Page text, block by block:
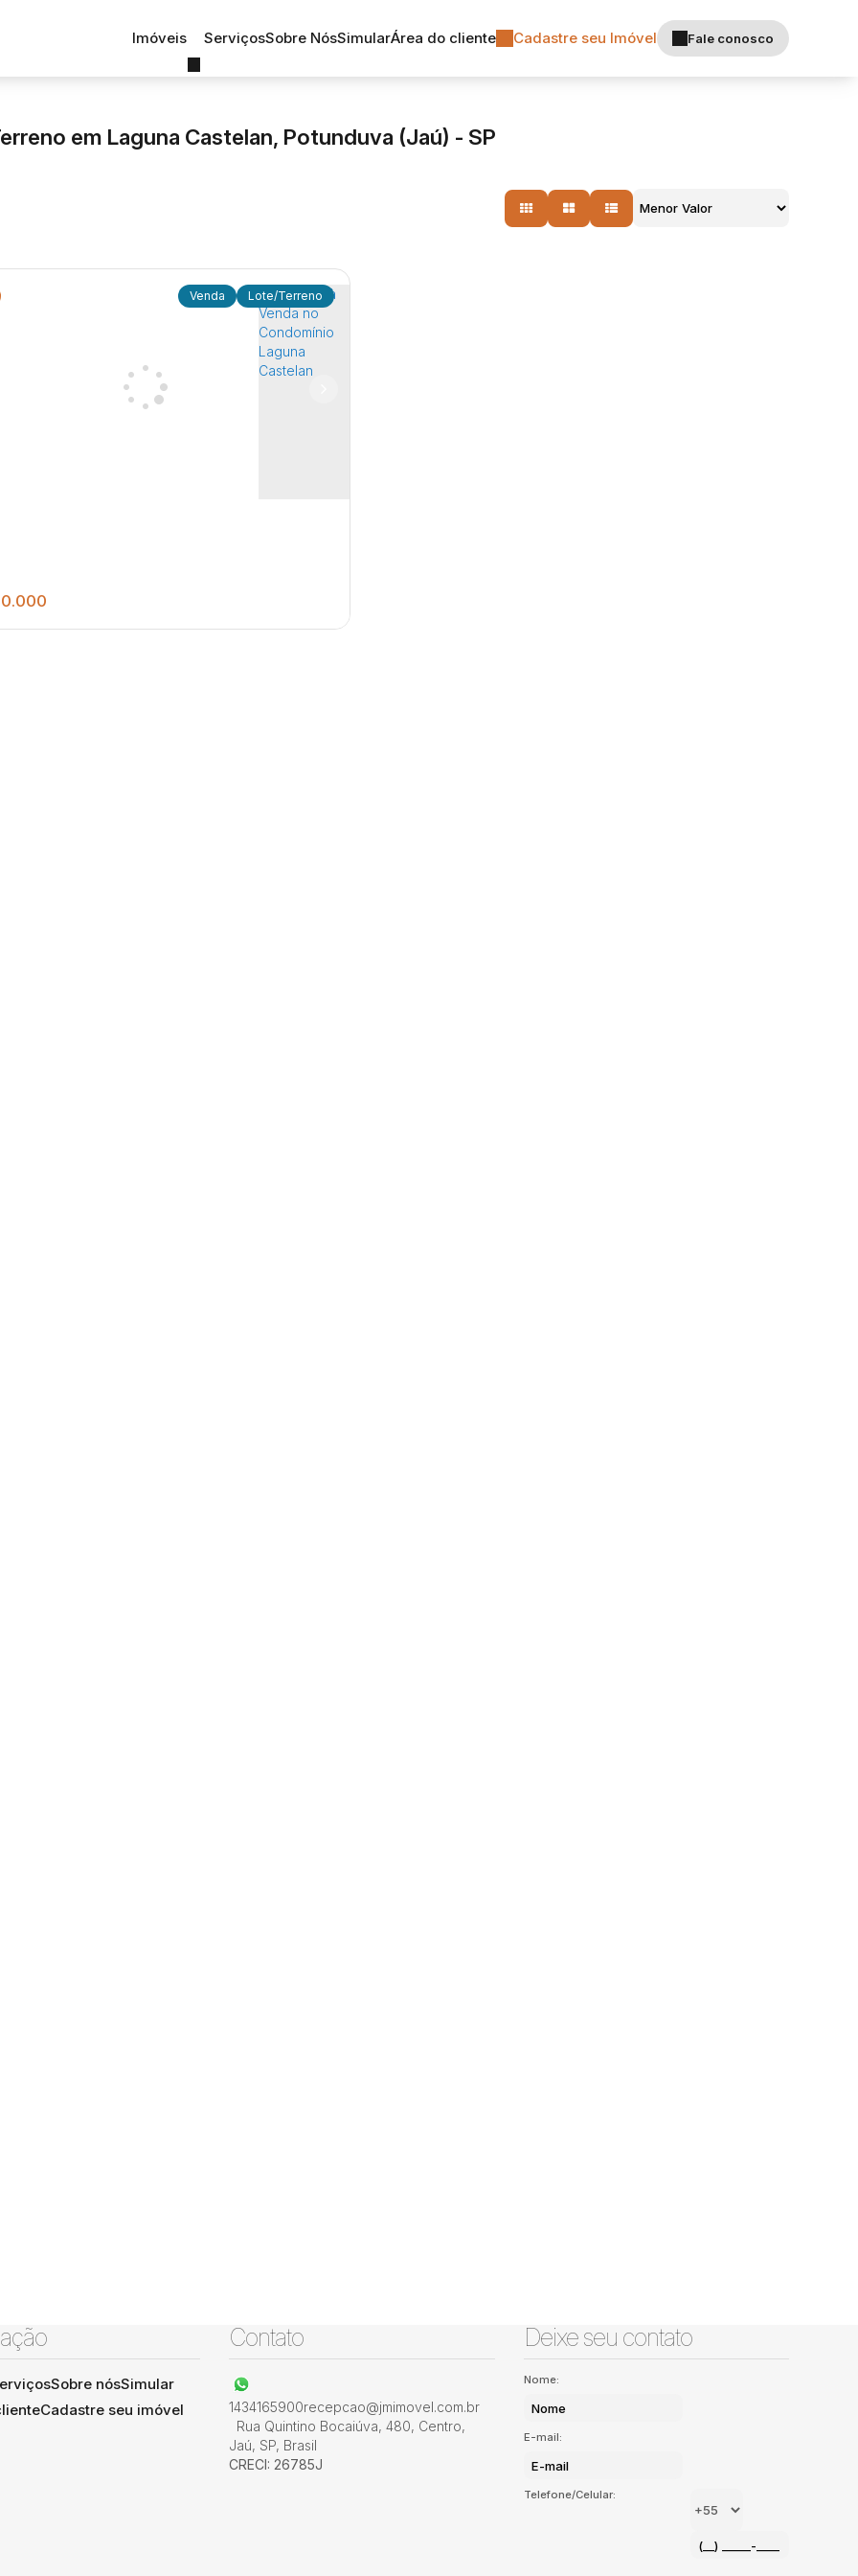
Fale conosco
Cadastre seu Imóvel
Área do cliente
Simular
Sobre Nós
Serviços
Imóveis
em Laguna Castelan, Potunduva (Jaú) - SP
Lote/Terreno
Sobre nósSimular
Cadastre seu imóvel
Contato
1434165900recepcao@jmimovel.com.br
Rua Quintino Bocaiúva, 480, Centro,
Jaú, SP, Brasil
CRECI: 26785J
Deixe seu contato
Nome:
E-mail:
Telefone/Celular: